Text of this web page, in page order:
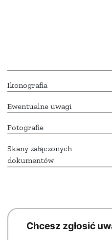
Ikonografia
Ewentualne uwagi
Fotografie
Skany załączonych
dokumentów
Chcesz zgłosić